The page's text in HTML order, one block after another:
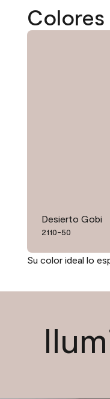
Colores
Desierto Gobi
2110-50
Su color ideal lo